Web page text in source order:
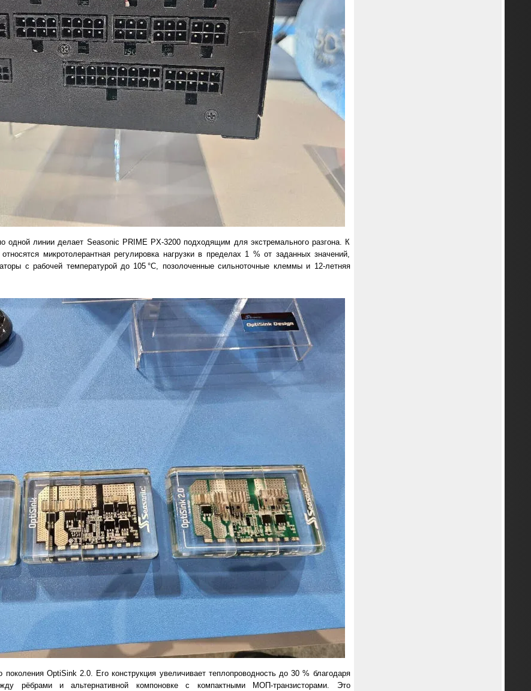
одной линии делает Seasonic PRIME PX-3200 подходящим для экстремального разгона. К
микротолерантная регулировка нагрузки в пределах 1 % от заданных значений,
с рабочей температурой до 105 °C, позолоченные сильноточные клеммы и 12-летняя
OptiSink 2.0. Его конструкция увеличивает теплопроводность до 30 % благодаря
рёбрами и альтернативной компоновке с компактными МОП-транзисторами. Это